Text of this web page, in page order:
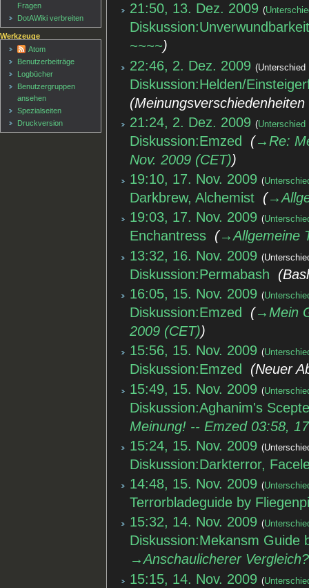
21:50, 13. Dez. 2009
~~~~
22:46, 2. Dez. 2009
Unterschied
Diskussion:Helden/
21:24, 2. Dez. 2009
Unterschied
Diskussion:Emzed
→‎Re:
Nov. 2009 (CET)
19:10, 17. Nov. 2009
Darkbrew, Alchemist
19:03, 17. Nov. 2009
Enchantress
→‎Allgemeine
13:32, 16. Nov. 2009
Diskussion:Permabash
16:05, 15. Nov. 2009
Diskussion:Emzed
→‎Mein
2009 (CET)
15:56, 15. Nov. 2009
Diskussion:Emzed
Neuer
15:49, 15. Nov. 2009
Diskussion:Aghanim's
Meinung! -- Emzed 03:58,
15:24, 15. Nov. 2009
Diskussion:Darkterror,
14:48, 15. Nov. 2009
Terrorbladeguide by
15:32, 14. Nov. 2009
Diskussion:Mekansm Guide
→‎Anschaulicherer
15:15, 14. Nov. 2009
Fragen
DotAWiki verbreiten
Werkzeuge
Atom
Benutzerbeiträge
Logbücher
Benutzergruppen
ansehen
Spezialseiten
Druckversion